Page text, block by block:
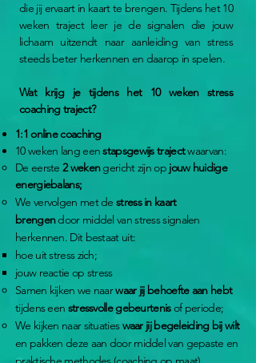
die jij ervaart in kaart te brengen. Tijdens het 10
weken traject leer je de signalen die jouw
lichaam uitzendt naar aanleiding van stress
steeds beter herkennen en daarop in spelen.
Wat krijg je tijdens het 10 weken stress
coaching traject?
1:1 online coaching
10 weken lang eenstapsgewijs trajectwaarvan:
De eerste 2 wekengericht zijn op jouw huidige
energiebalans;
We vervolgen met destress in kaart
brengendoor middel van stress signalen
herkennen. Dit bestaat uit:
​hoe uit stress zich;
jouw reactie op stress
Samen kijken we naarwaar jij behoefte aan hebt
tijdens een stressvolle gebeurtenisof periode;
We kijken naar situatieswaar jij begeleiding bij wilt
en pakken deze aan door middel van gepaste en